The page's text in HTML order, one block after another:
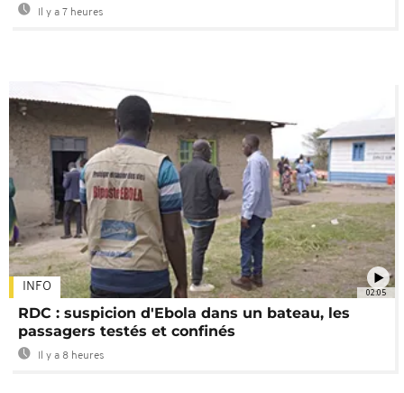
Il y a 7 heures
02:05
INFO
RDC : suspicion d'Ebola dans un bateau, les
passagers testés et confinés
Il y a 8 heures